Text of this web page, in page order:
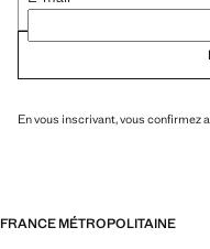
En vous inscrivant, vous confirmez
FRANCE MÉTROPOLITAINE